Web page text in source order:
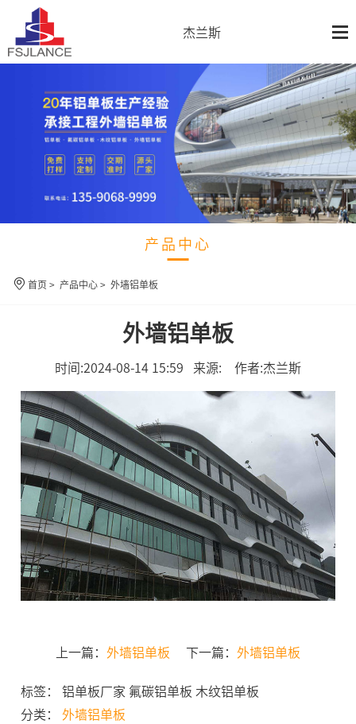
杰兰斯
产品中心
首页> 产品中心> 外墙铝单板
外墙铝单板
时间:2024-08-14 15:59 来源: 作者:杰兰斯
上一篇： 外墙铝单板 下一篇： 外墙铝单板
标签： 铝单板厂家 氟碳铝单板 木纹铝单板
分类： 外墙铝单板